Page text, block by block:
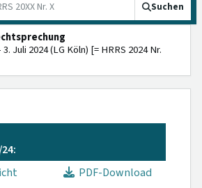
Suchen
Juli 2024 (LG Köln) [= HRRS 2024 Nr.
PDF-Download